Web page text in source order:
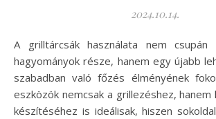
2024.10.14.
A grilltárcsák használata nem csupán a magyar nyári
hagyományok része, hanem egy újabb
szabadban való főzés élményének
eszközök nemcsak a grillezéshez,
készítéséhez is ideálisak, hiszen